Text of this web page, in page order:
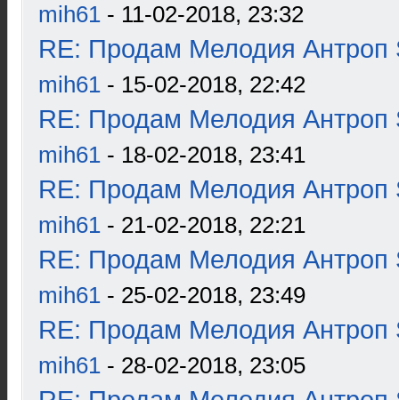
mih61 - 11-02-2018, 23:32
RE: Продам Мелодия Антроп
mih61 - 15-02-2018, 22:42
RE: Продам Мелодия Антроп
mih61 - 18-02-2018, 23:41
RE: Продам Мелодия Антроп
mih61 - 21-02-2018, 22:21
RE: Продам Мелодия Антроп
mih61 - 25-02-2018, 23:49
RE: Продам Мелодия Антроп
mih61 - 28-02-2018, 23:05